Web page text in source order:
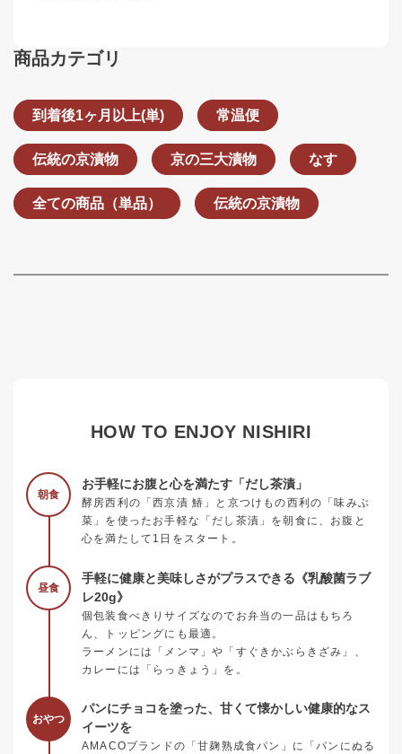
商品カテゴリ
到着後1ヶ月以上(単) 常温便
伝統の京漬物 京の三大漬物 なす
全ての商品（単品） 伝統の京漬物
HOW TO ENJOY NISHIRI
朝食
お手軽にお腹と心を満たす「だし茶漬」
酵房西利の「西京漬 鰆」と京つけもの西利の「味みぶ
菜」を使ったお手軽な「だし茶漬」を朝食に、お腹と
心を満たして1日をスタート。
昼食
手軽に健康と美味しさがプラスできる《乳酸菌ラブ
レ20g》
個包装食べきりサイズなのでお弁当の一品はもちろ
ん、トッピングにも最適。
ラーメンには「メンマ」や「すぐきかぶらきざみ」、
カレーには「らっきょう」を。
おやつ
パンにチョコを塗った、甘くて懐かしい健康的なス
イーツを
AMACOブランドの「甘麹熟成食パン」に「パンにぬる